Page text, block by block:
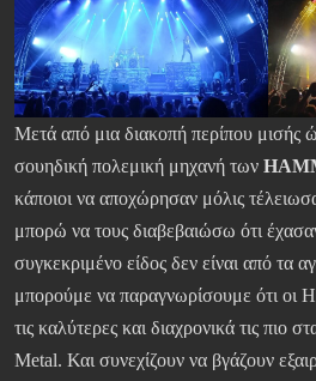
Μετά από μια διακοπή περίπου μισής
σουηδική πολεμική μηχανή των
κάποιοι να αποχώρησαν μόλις
μπορώ να τους διαβεβαιώσω ότι
συγκεκριμένο είδος δεν είναι από τα
μπορούμε να παραγνωρίσουμε ότι οι
τις καλύτερες και διαχρονικά τις πιο
Metal. Και συνεχίζουν να βγάζουν